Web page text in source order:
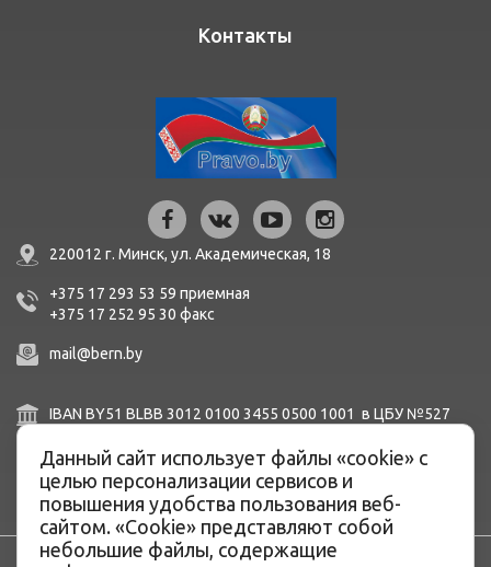
Контакты
220012 г. Минск, ул. Академическая, 18
+375 17 293 53 59 приемная
+375 17 252 95 30 факc
mail@bern.by
IBAN BY51 BLBB 3012 0100 3455 0500 1001 в ЦБУ №527
8Н,
BIC BLBBBY2X
Данный сайт использует файлы «cookie» с
целью персонализации сервисов и
повышения удобства пользования веб-
сайтом. «Cookie» представляют собой
небольшие файлы, содержащие